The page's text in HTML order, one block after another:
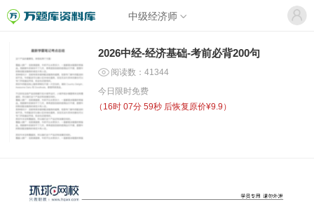
中级经济师
2026中经-经济基础-考前必背200句
阅读数：41344
今日限时免费
（ 16时 07分 59秒 后恢复原价¥9.9）